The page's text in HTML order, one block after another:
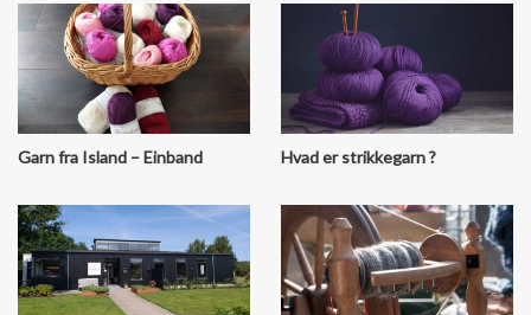
Garn fra Island – Einband Hvad er strikkegarn ?